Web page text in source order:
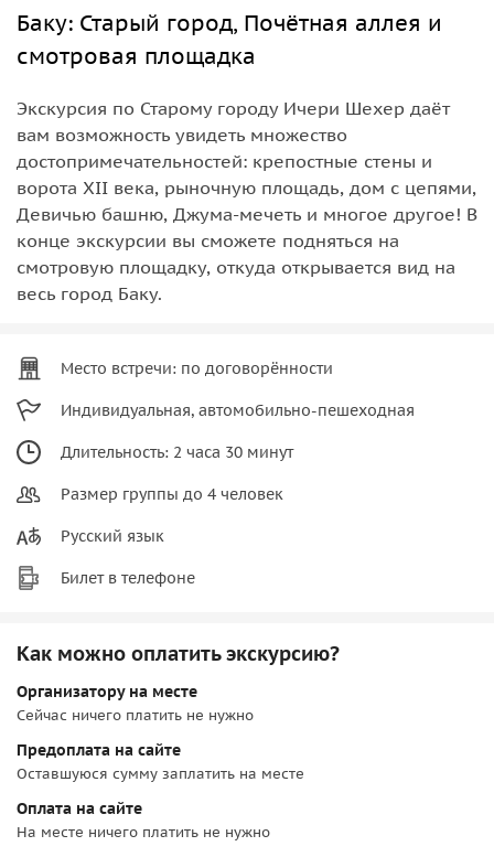
Баку: Старый город, Почётная аллея и
смотровая площадка
Экскурсия по Старому городу Ичери Шехер даёт
вам возможность увидеть множество
достопримечательностей: крепостные стены и
ворота XII века, рыночную площадь, дом с цепями,
Девичью башню, Джума-мечеть и многое другое! В
конце экскурсии вы сможете подняться на
смотровую площадку, откуда открывается вид на
весь город Баку.
Место встречи: по договорённости
Индивидуальная, автомобильно-пешеходная
Длительность: 2 часа 30 минут
Размер группы до 4 человек
Русский язык
Билет в телефоне
Как можно оплатить экскурсию?
Организатору на месте
Сейчас ничего платить не нужно
Предоплата на сайте
Оставшуюся сумму заплатить на месте
Оплата на сайте
На месте ничего платить не нужно